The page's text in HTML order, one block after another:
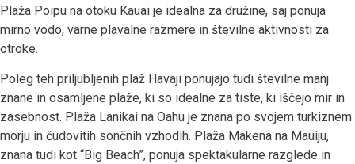
Plaža Poipu na otoku Kauai je idealna za družine, saj ponuja
mirno vodo, varne plavalne razmere in številne aktivnosti za
otroke.
Poleg teh priljubljenih plaž Havaji ponujajo tudi številne manj
znane in osamljene plaže, ki so idealne za tiste, ki iščejo mir in
zasebnost. Plaža Lanikai na Oahu je znana po svojem turkiznem
morju in čudovitih sončnih vzhodih. Plaža Makena na Mauiju,
znana tudi kot “Big Beach”, ponuja spektakularne razglede in